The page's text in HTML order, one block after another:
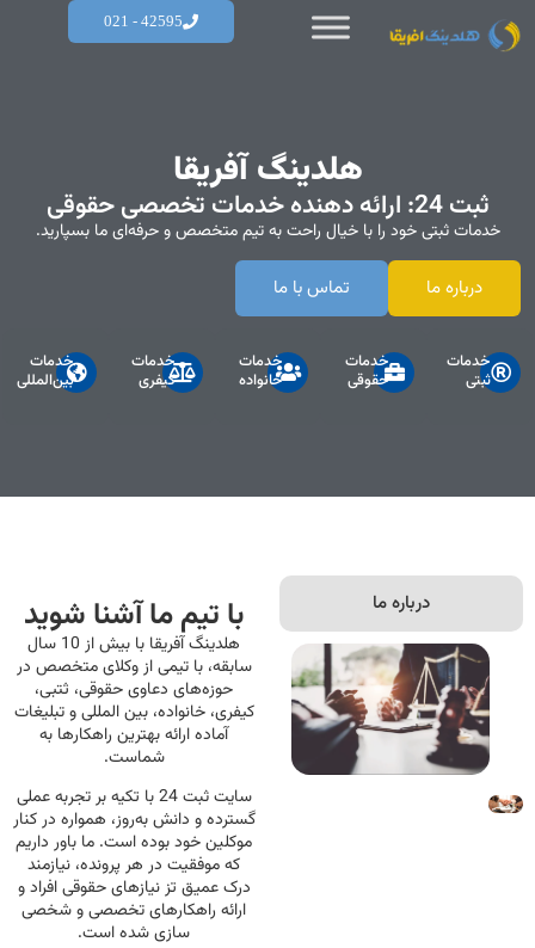
42595 - 021
هلدینگ آفریقا
ثبت 24: ارائه دهنده خدمات تخصصی حقوقی
خدمات ثبتی خود را با خیال راحت به تیم متخصص و حرفه‌ای ما بسپارید.
درباره ما تماس با ما
خدمات
ثبتی
خدمات
حقوقی
خدمات
خانواده
خدمات
کیفری
خدمات
بین‌المللی
درباره ما با تیم ما آشنا شوید
هلدینگ آفریقا با بیش از 10 سال
سابقه، با تیمی از وکلای متخصص در
حوزه‌های دعاوی حقوقی، ثتبی،
کیفری، خانواده، بین المللی و تبلیغات
آماده ارائه بهترین راهکارها به
شماست.
سایت ثبت 24 با تکیه بر تجربه عملی
گسترده و دانش به‌روز، همواره در کنار
موکلین خود بوده است. ما باور داریم
که موفقیت در هر پرونده، نیازمند
درک عمیق تز نیازهای حقوقی افراد و
ارائه راهکارهای تخصصی و شخصی
سازی شده است.